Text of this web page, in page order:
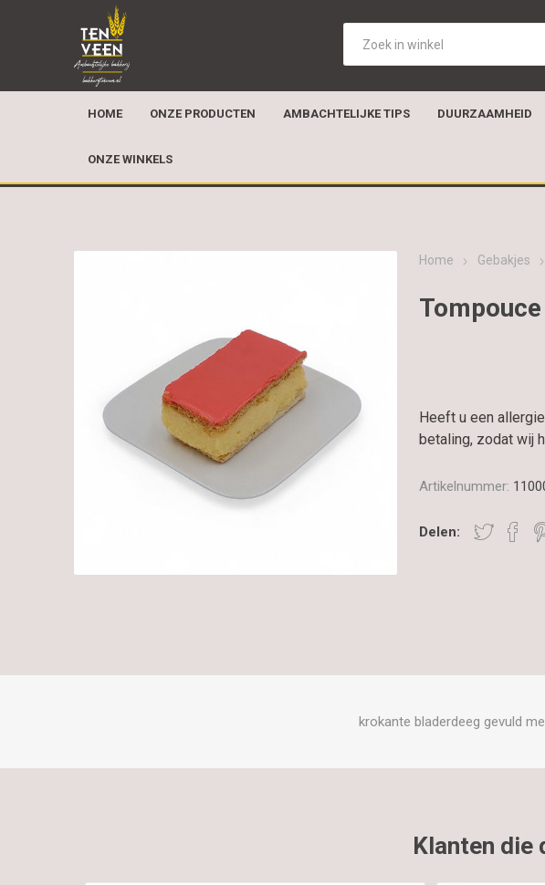
HOME ONZE PRODUCTEN AMBACHTELIJKE TIPS DUURZAAMHEID
ONZE WINKELS
Home Gebakjes
Tompouce
Heeft u een
betaling, zodat wij
Artikelnummer:
Delen:
krokante bladerdeeg gevuld
Klanten die